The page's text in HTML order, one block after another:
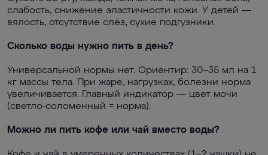
слабость, снижение эластичности кожи. У детей —
вялость, отсутствие слёз, сухие подгузники.
Сколько воды нужно пить в день?
Универсальной нормы нет. Ориентир: 30–35 мл на 1
кг массы тела. При жаре, нагрузках, болезни норма
увеличивается. Главный индикатор — цвет мочи
(светло-соломенный = норма).
Можно ли пить кофе или чай вместо воды?